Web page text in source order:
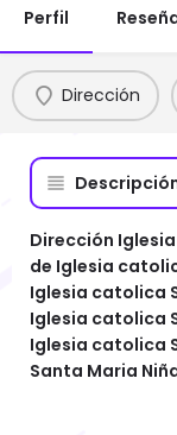
Perfil
Dirección
Dirección
de Iglesia
Iglesia catolica
Iglesia catolica
Iglesia catolica
Santa Maria